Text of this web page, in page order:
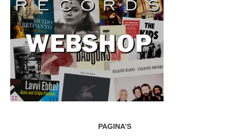
PAGINA’S